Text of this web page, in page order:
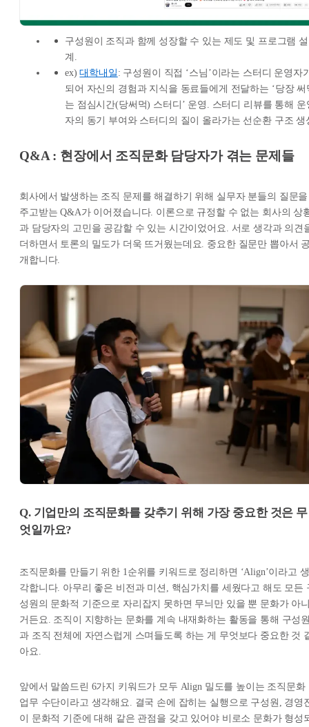
구성원이 조직과 함께 성장할 수 있는 제도 및 프로그램 설
계.
ex)대학내일 : 구성원이 직접 ‘스님’이라는 스터디 운영자
되어 자신의 경험과 지식을 동료들에게 전달하는 ‘당장 써
는 점심시간(당써먹) 스터디’ 운영. 스터디 리뷰를 통해 운
자의 동기 부여와 스터디의 질이 올라가는 선순환 구조 생
Q&A : 현장에서 조직문화 담당자가 겪는 문제들
회사에서 발생하는 조직 문제를 해결하기 위해 실무자 분들의 질문을
주고받는 Q&A가 이어졌습니다. 이론으로 규정할 수 없는 회사의 상
과 담당자의 고민을 공감할 수 있는 시간이었어요. 서로 생각과 의견
더하면서 토론의 밀도가 더욱 뜨거웠는데요. 중요한 질문만 뽑아서
개합니다.
Q. 기업만의 조직문화를 갖추기 위해 가장 중요한 것은 무
엇일까요?
조직문화를 만들기 위한 1순위를 키워드로 정리하면 ‘Align’이라고 생
각합니다. 아무리 좋은 비전과 미션, 핵심가치를 세웠다고 해도 모든
성원의 문화적 기준으로 자리잡지 못하면 무늬만 있을 뿐 문화가 아
거든요. 조직이 지향하는 문화를 계속 내재화하는 활동을 통해 구성
과 조직 전체에 자연스럽게 스며들도록 하는 게 무엇보다 중요한 것
아요.
앞에서 말씀드린 6가지 키워드가 모두 Align 밀도를 높이는 조직문화
업무 수단이라고 생각해요. 결국 손에 잡히는 실행으로 구성원, 경영
이 문화적 기준에 대해 같은 관점을 갖고 있어야 비로소 문화가 형성